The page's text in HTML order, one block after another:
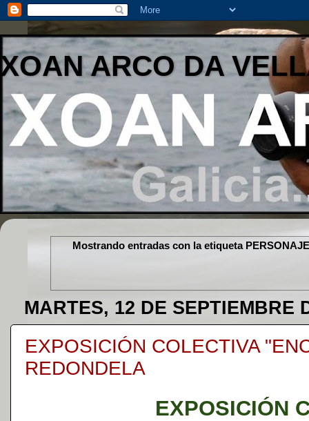
XOAN ARCO DA
Mostrando entradas con la etiqueta
MARTES, 12 DE SEPTIEMBRE
EXPOSICIÓN COLECTIVA
REDONDELA
EXPOSICIÓN